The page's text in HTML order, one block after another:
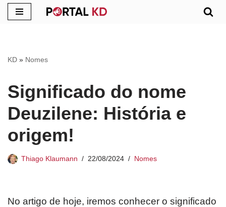
conteúdo
KD » Nomes
Significado do nome
Deuzilene: História e
origem!
Thiago Klaumann 22/08/2024 Nomes
No artigo de hoje, iremos conhecer o significado